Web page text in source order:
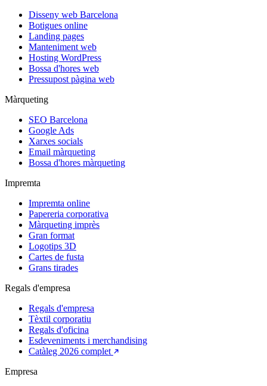
Disseny web Barcelona
Botigues online
Landing pages
Manteniment web
Hosting WordPress
Bossa d'hores web
Pressupost pàgina web
Màrqueting
SEO Barcelona
Google Ads
Xarxes socials
Email màrqueting
Bossa d'hores màrqueting
Impremta
Impremta online
Papereria corporativa
Màrqueting imprès
Gran format
Logotips 3D
Cartes de fusta
Grans tirades
Regals d'empresa
Regals d'empresa
Tèxtil corporatiu
Regals d'oficina
Esdeveniments i merchandising
Catàleg 2026 complet
Empresa